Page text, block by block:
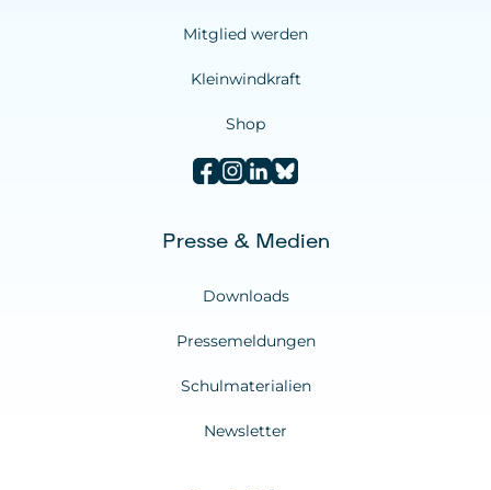
Mitglied werden
Kleinwindkraft
Shop
Presse & Medien
Downloads
Pressemeldungen
Schulmaterialien
Newsletter